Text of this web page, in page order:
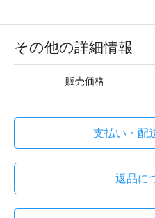
その他の詳細情報
販売価格
支払い・配
返品に